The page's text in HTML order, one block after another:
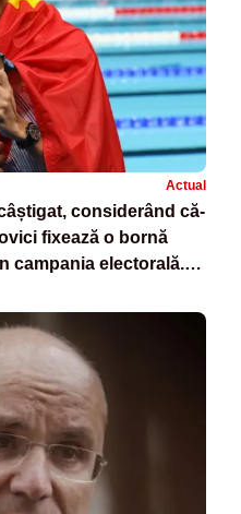
Actual
considerând că-
fixează o bornă
campania electorală.